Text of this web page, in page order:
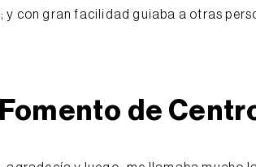
con gran facilidad guiaba a otras
de